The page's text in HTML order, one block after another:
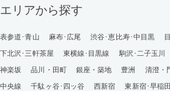
エリアから探す
表参道･青山 麻布･広尾 渋谷･恵比寿･中目黒
下北沢･三軒茶屋
東横線･目黒線 駒沢･二子玉川
神楽坂
品川・田町 銀座・築地 豊洲 清澄・
中央線
千駄ヶ谷･四ッ谷 西新宿 東新宿･早稲田